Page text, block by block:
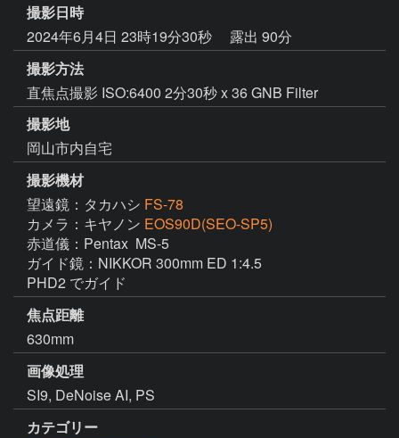
撮影日時
2024年6月4日 23時19分30秒
露出 90分
撮影方法
直焦点撮影 ISO:6400 2分30秒 x 36 GNB Filter
撮影地
岡山市内自宅
撮影機材
望遠鏡：タカハシ FS-78
カメラ：キヤノン EOS90D(SEO-SP5)
赤道儀：Pentax  MS-5
ガイド鏡：NIKKOR 300mm ED 1:4.5
PHD2 でガイド
焦点距離
630mm
画像処理
SI9, DeNoise AI, PS
カテゴリー